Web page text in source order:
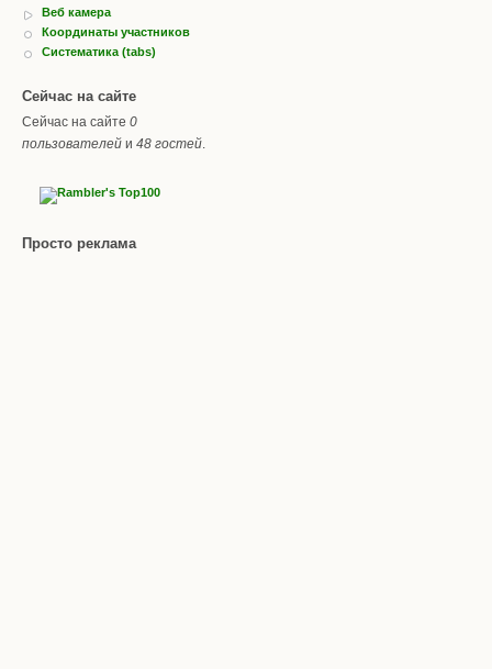
Веб камера
Координаты участников
Систематика (tabs)
Сейчас на сайте
Сейчас на сайте 0
пользователей и 48 гостей.
Просто реклама